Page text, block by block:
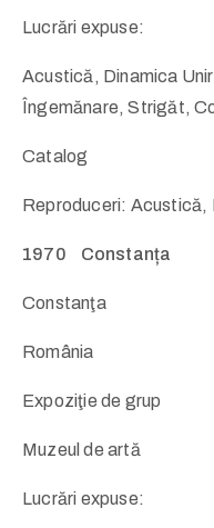
Lucrări expuse:
Acustică, Dinamica
Îngemănare, Strigăt,
Catalog
Reproduceri: Acustică,
1970 Constanța
Constanţa
România
Expoziţie de grup
Muzeul de artă
Lucrări expuse: